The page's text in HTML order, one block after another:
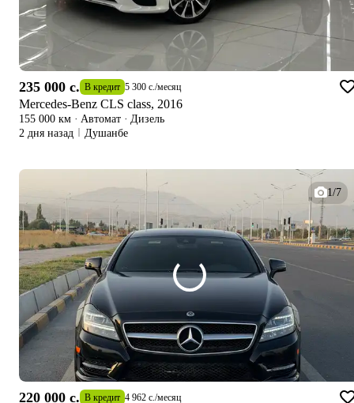
235 000 c. В кредит 5 300 c. /месяц
Mercedes-Benz CLS class, 2016
155 000 км · Автомат · Дизель
2 дня назад
Душанбе
1/7
220 000 c. В кредит 4 962 c. /месяц